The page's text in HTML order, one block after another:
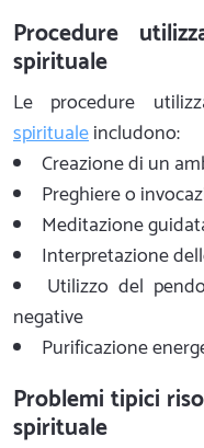
Procedure
spirituale
Le procedure
spiritualeincludono:
Creazione di un
Preghiere o
Meditazione
Interpretazione
Utilizzo del
negative
Purificazione
Problemi tipici
spirituale